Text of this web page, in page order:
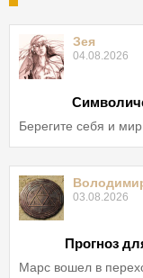
Зея
04.08.2026
Берегите себя и мир
03.08.2026
Прогноз
Марс вошел в